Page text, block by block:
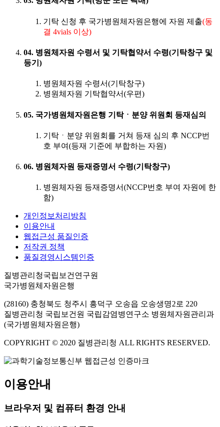
기탁 신청 후 국가병원체자원은행에 자원 제출(동
결 4vials 이상)
04. 병원체자원 수령서 및 기탁협약서 수령(기탁창구 및
등기)
병원체자원 수령서(기탁창구)
병원체자원 기탁협약서(우편)
05. 국가병원체자원은행 기탁ㆍ분양 위원회 등재심의
기탁ㆍ분양 위원회를 거쳐 등재 심의 후 NCCP번
호 부여(등재 기준에 부합하는 자원)
06. 병원체자원 등재증명서 수령(기탁창구)
병원체자원 등재증명서(NCCP번호 부여 자원에 한
함)
개인정보처리방침
이용안내
웹접근성 품질인증
저작권 정책
품질경영시스템인증
질병관리청국립보건연구원
국가병원체자원은행
(28160) 충청북도 청주시 흥덕구 오송읍 오송생명2로 220
질병관리청 국립보건원 국립감염병연구소 병원체자원관리과
(국가병원체자원은행)
COPYRIGHT © 2020 질병관리청 ALL RIGHTS RESERVED.
이용안내
브라우저 및 컴퓨터 환경 안내